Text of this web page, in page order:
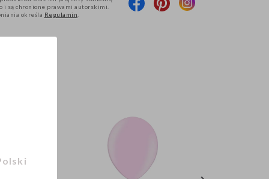
i są chronione prawami autorskimi.
określa Regulamin